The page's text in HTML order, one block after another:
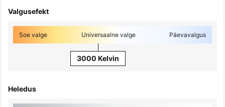
Valgusefekt
Soe valge Universaalne valge Päevavalgus
3000 Kelvin
Heledus